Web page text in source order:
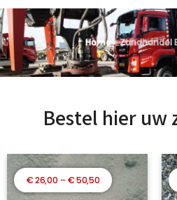
Home»Zandhandel
Bestel hier uw
€26,00 – €50,50Prijsklasse:
€ 26,00